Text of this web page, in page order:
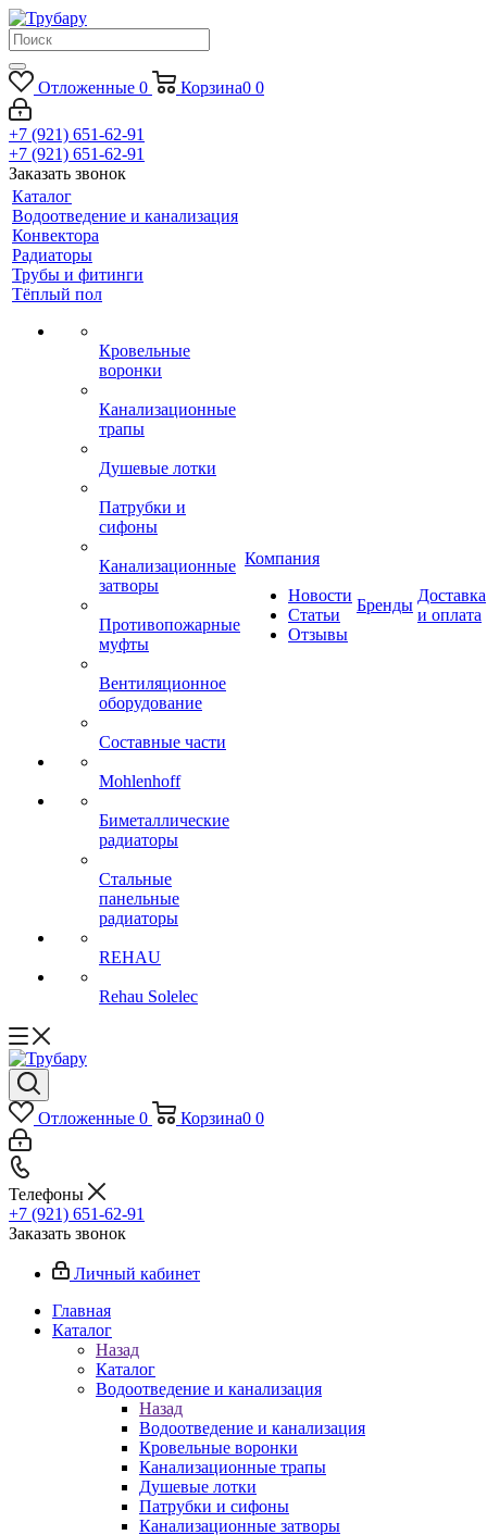
Отложенные 0 Корзина0 0
+7 (921) 651-62-91
+7 (921) 651-62-91
Заказать звонок
Каталог
Водоотведение и канализация
Конвектора
Радиаторы
Трубы и фитинги
Тёплый пол
Кровельные
воронки
Канализационные
трапы
Душевые лотки
Патрубки и
сифоны
Канализационные
затворы
Противопожарные
муфты
Вентиляционное
оборудование
Составные части
Mohlenhoff
Биметаллические
радиаторы
Стальные
панельные
радиаторы
REHAU
Rehau Solelec
Компания
Новости
Статьи
Отзывы
Бренды
Доставка
и оплата
Отложенные 0 Корзина0 0
Телефоны
+7 (921) 651-62-91
Заказать звонок
Личный кабинет
Главная
Каталог
Назад
Каталог
Водоотведение и канализация
Назад
Водоотведение и канализация
Кровельные воронки
Канализационные трапы
Душевые лотки
Патрубки и сифоны
Канализационные затворы